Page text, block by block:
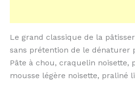
Le grand classique de la
sans prétention de le dénaturer
Pâte à chou, craquelin noisette,
mousse légère noisette, praliné